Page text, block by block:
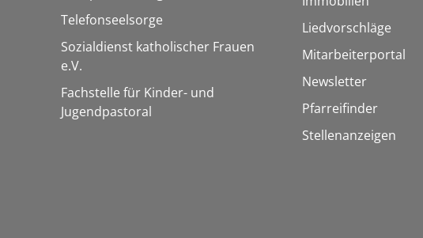
Telefonseelsorge
Sozialdienst katholischer Frauen
e.V.
Fachstelle für Kinder- und
Jugendpastoral
Liedvorschläge
Mitarbeiterportal
Newsletter
Pfarreifinder
Stellenanzeigen